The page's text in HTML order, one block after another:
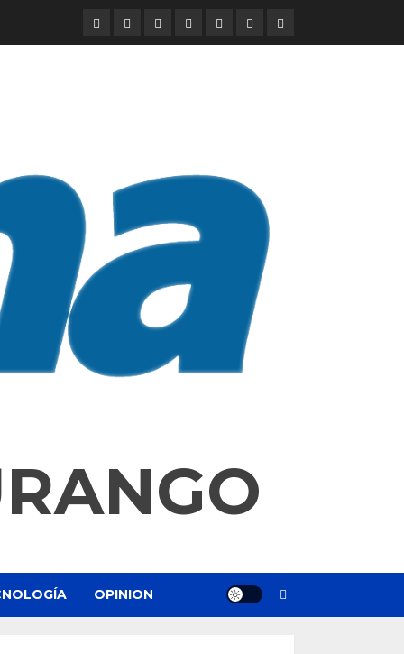
DURANGO
NACIONAL
INTERNACIONAL
DEPORTES
ENTRETENIMIENTO
CIENCIA
Y
OPINION
OPINION